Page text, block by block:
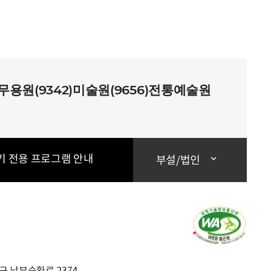
원(9342)미술원(9656)전통예술원
전용 프로그램 안내 부설/법인